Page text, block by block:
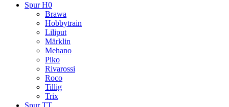
Spur H0
Brawa
Hobbytrain
Liliput
Märklin
Mehano
Piko
Rivarossi
Roco
Tillig
Trix
Spur TT